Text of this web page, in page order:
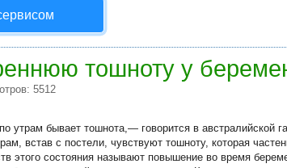
тошноту у
5512
утрам бывает тошнота,— говорится в австралийской
встав с постели, чувствуют тошноту, которая
этого состояния называют повышение во время